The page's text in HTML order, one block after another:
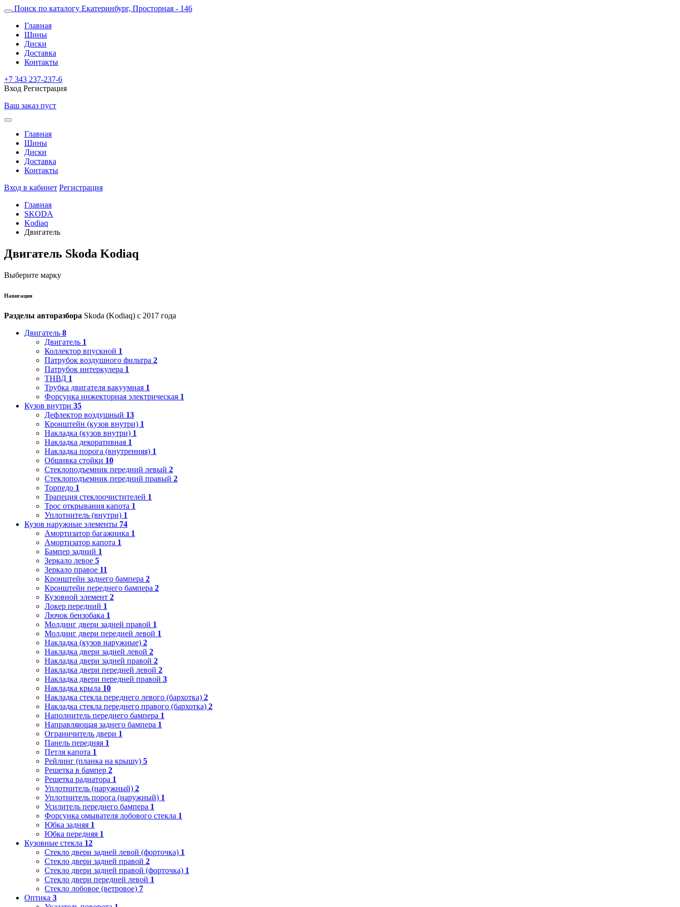
Поиск по каталогу Екатеринбург, Просторная - 146
Главная
Шины
Диски
Доставка
Контакты
+7 343 237-237-6
Вход Регистрация
Ваш заказ пуст
Главная
Шины
Диски
Доставка
Контакты
Вход в кабинет Регистрация
Главная
SKODA
Kodiaq
Двигатель
Двигатель Skoda Kodiaq
Выберите марку
Навигация
Разделы авторазбора Skoda (Kodiaq) с 2017 года
Двигатель 8
Двигатель 1
Коллектор впускной 1
Патрубок воздушного фильтра 2
Патрубок интеркулера 1
ТНВД 1
Трубка двигателя вакуумная 1
Форсунка инжекторная электрическая 1
Кузов внутри 35
Дефлектор воздушный 13
Кронштейн (кузов внутри) 1
Накладка (кузов внутри) 1
Накладка декоративная 1
Накладка порога (внутренняя) 1
Обшивка стойки 10
Стеклоподъемник передний левый 2
Стеклоподъемник передний правый 2
Торпедо 1
Трапеция стеклоочистителей 1
Трос открывания капота 1
Уплотнитель (внутри) 1
Кузов наружные элементы 74
Амортизатор багажника 1
Амортизатор капота 1
Бампер задний 1
Зеркало левое 5
Зеркало правое 11
Кронштейн заднего бампера 2
Кронштейн переднего бампера 2
Кузовной элемент 2
Локер передний 1
Лючок бензобака 1
Молдинг двери задней правой 1
Молдинг двери передней левой 1
Накладка (кузов наружные) 2
Накладка двери задней левой 2
Накладка двери задней правой 2
Накладка двери передней левой 2
Накладка двери передней правой 3
Накладка крыла 10
Накладка стекла переднего левого (бархотка) 2
Накладка стекла переднего правого (бархотка) 2
Наполнитель переднего бампера 1
Направляющая заднего бампера 1
Ограничитель двери 1
Панель передняя 1
Петля капота 1
Рейлинг (планка на крышу) 5
Решетка в бампер 2
Решетка радиатора 1
Уплотнитель (наружный) 2
Уплотнитель порога (наружный) 1
Усилитель переднего бампера 1
Форсунка омывателя лобового стекла 1
Юбка задняя 1
Юбка передняя 1
Кузовные стекла 12
Стекло двери задней левой (форточка) 1
Стекло двери задней правой 2
Стекло двери задней правой (форточка) 1
Стекло двери передней левой 1
Стекло лобовое (ветровое) 7
Оптика 3